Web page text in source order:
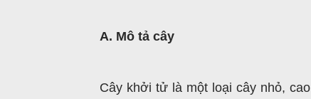
A. Mô tả cây
Cây khởi tử là một loại cây nhỏ,